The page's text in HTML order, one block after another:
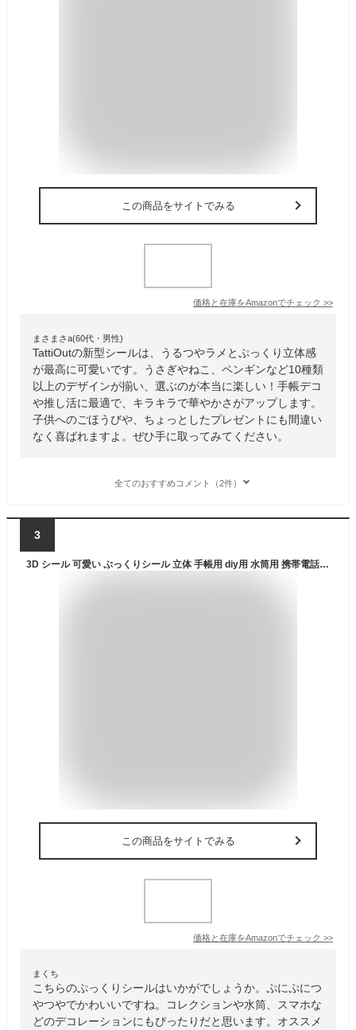
この商品をサイトでみる
価格と在庫をAmazonでチェック >>
まさまさa(60代・男性)
TattiOutの新型シールは、うるつやラメとぷっくり立体感
が最高に可愛いです。うさぎやねこ、ペンギンなど10種類
以上のデザインが揃い、選ぶのが本当に楽しい！手帳デコ
や推し活に最適で、キラキラで華やかさがアップします。
子供へのごほうびや、ちょっとしたプレゼントにも間違い
なく喜ばれますよ。ぜひ手に取ってみてください。
全てのおすすめコメント（2件）
3
3D シール 可愛い ぷっくりシール 立体 手帳用 diy用 水筒用 携帯電話飾り用 手芸用品 贈り物 (139-6)
この商品をサイトでみる
価格と在庫をAmazonでチェック >>
まくち
こちらのぷっくりシールはいかがでしょうか。ぷにぷにつ
やつやでかわいいですね。コレクションや水筒、スマホな
どのデコレーションにもぴったりだと思います。オススメ